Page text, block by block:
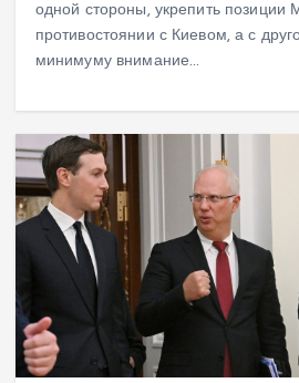
одной стороны, укрепить позиции
противостоянии с Киевом, а с
минимуму внимание…